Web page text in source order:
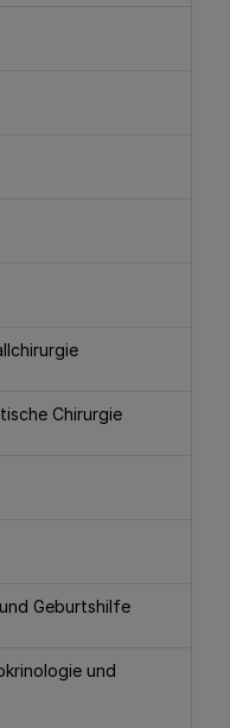
Chirurgie
Geburtshilfe
und